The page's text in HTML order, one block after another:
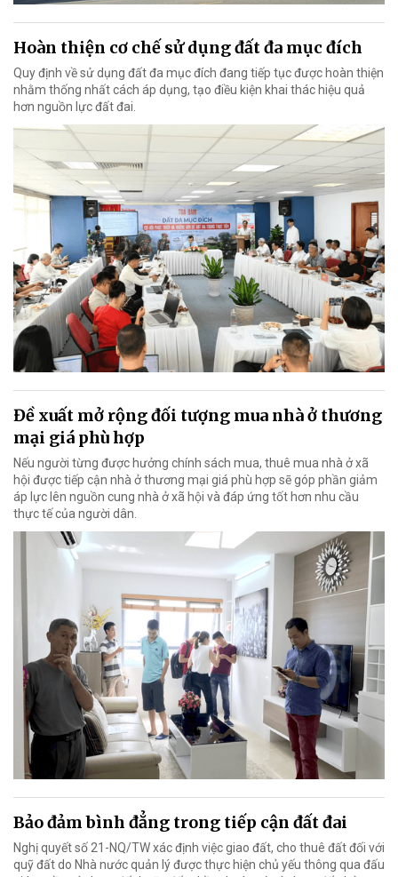
Hoàn thiện cơ chế sử dụng đất đa mục đích
Quy định về sử dụng đất đa mục đích đang tiếp tục được hoàn thiện
nhằm thống nhất cách áp dụng, tạo điều kiện khai thác hiệu quả
hơn nguồn lực đất đai.
Đề xuất mở rộng đối tượng mua nhà ở thương
mại giá phù hợp
Nếu người từng được hưởng chính sách mua, thuê mua nhà ở xã
hội được tiếp cận nhà ở thương mại giá phù hợp sẽ góp phần giảm
áp lực lên nguồn cung nhà ở xã hội và đáp ứng tốt hơn nhu cầu
thực tế của người dân.
Bảo đảm bình đẳng trong tiếp cận đất đai
Nghị quyết số 21-NQ/TW xác định việc giao đất, cho thuê đất đối với
quỹ đất do Nhà nước quản lý được thực hiện chủ yếu thông qua đấu